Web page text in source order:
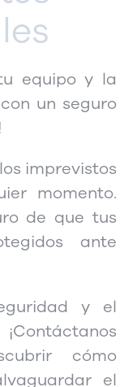
equipo y la
un seguro
imprevistos
momento.
de que tus
ante
y el
cómo
el